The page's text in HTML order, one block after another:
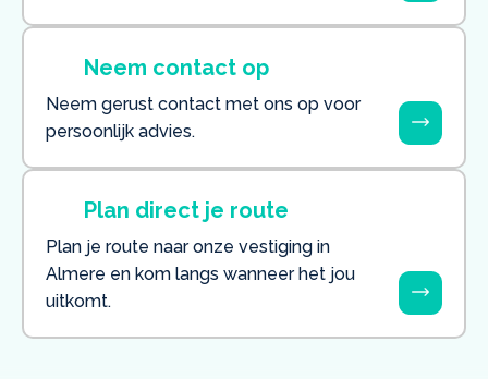
Neem contact op
Neem gerust contact met ons op voor
persoonlijk advies.
Plan direct je route
Plan je route naar onze vestiging in
Almere en kom langs wanneer het jou
uitkomt.